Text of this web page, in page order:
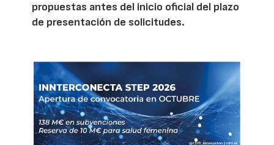
propuestas antes del inicio oficial del plazo
de presentación de solicitudes.